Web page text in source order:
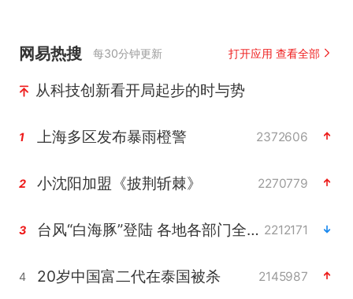
网易热搜 每30分钟更新 打开应用 查看全部
从科技创新看开局起步的时与势
1 上海多区发布暴雨橙警 2372606
2 小沈阳加盟《披荆斩棘》 2270779
3 台风“白海豚”登陆 各地各部门全力应对 2212171
4 20岁中国富二代在泰国被杀 2145987